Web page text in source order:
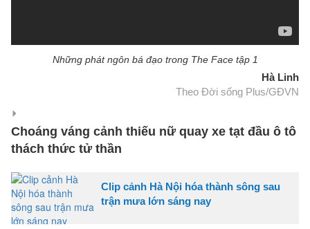
Những phát ngôn bá đạo trong The Face tập 1
Hà Linh
Theo Đời sống Plus/GĐVN
Choáng váng cảnh thiếu nữ quay xe tạt đầu ô tô
thách thức tử thần
Clip cảnh Hà Nội hóa thành sông sau
trận mưa lớn sáng nay